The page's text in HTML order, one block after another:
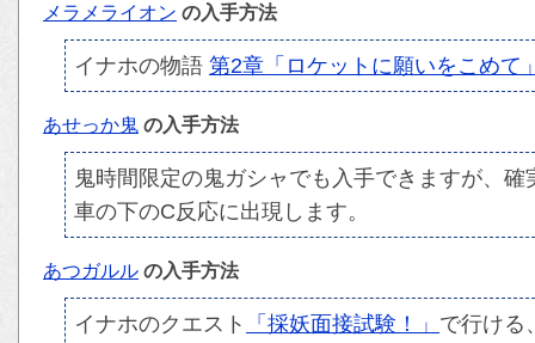
メラメライオン の入手方法
イナホの物語 第2章「ロケットに願いをこめて
あせっか鬼 の入手方法
鬼時間限定の鬼ガシャでも入手できますが、
車の下のC反応に出現します。
あつガルル の入手方法
イナホのクエスト 「採妖面接試験！」 で行ける